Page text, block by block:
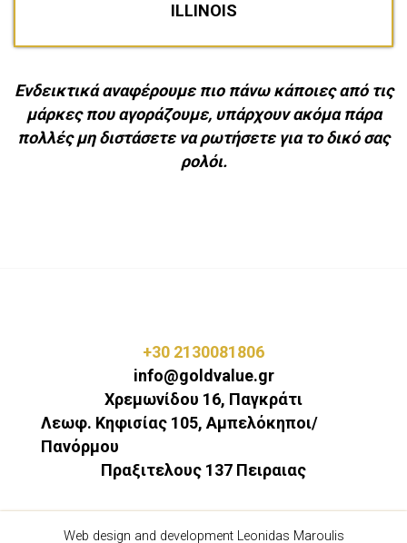
ILLINOIS
Ενδεικτικά αναφέρουμε πιο πάνω κάποιες από τις
μάρκες που αγοράζουμε, υπάρχουν ακόμα πάρα
πολλές μη διστάσετε να ρωτήσετε για το δικό σας
ρολόι.
+30 2130081806
info@goldvalue.gr
Χρεμωνίδου 16, Παγκράτι
Λεωφ. Κηφισίας 105, Αμπελόκηποι/
Πανόρμου
Πραξιτελους 137 Πειραιας
Web design and development Leonidas Maroulis